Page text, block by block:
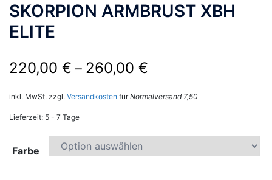
SKORPION ARMBRUST XBH
ELITE
220,00 € – 260,00 €
inkl. MwSt. zzgl. Versandkosten fürNormalversand 7,50
Lieferzeit: 5 - 7 Tage
Farbe